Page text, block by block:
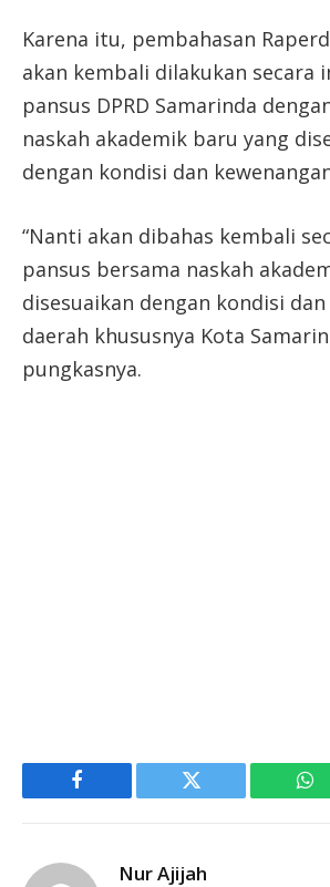
Karena itu, pembahasan
akan kembali dilakukan secara
pansus DPRD Samarinda
naskah akademik baru yang
dengan kondisi dan
“Nanti akan dibahas kembali
pansus bersama naskah
disesuaikan dengan kondisi
daerah khususnya Kota
pungkasnya.
Facebook Twitter
Nur Ajijah